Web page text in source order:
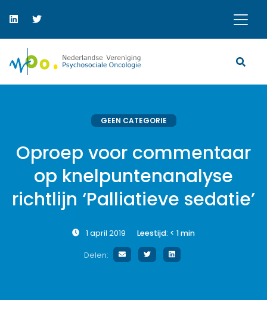
GEEN CATEGORIE
Oproep voor commentaar
op knelpuntenanalyse
richtlijn ‘Palliatieve sedatie’
1 april 2019 Leestijd: < 1min
Delen: